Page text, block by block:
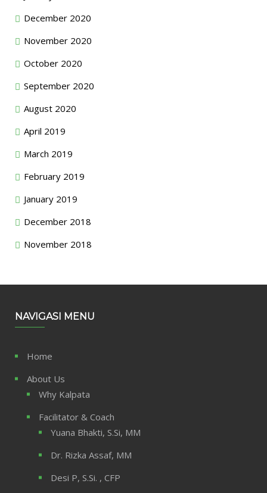
December 2020
November 2020
October 2020
September 2020
August 2020
April 2019
March 2019
February 2019
January 2019
December 2018
November 2018
NAVIGASI MENU
Home
About Us
Why Kalpata
Facilitator & Coach
Yuana Bhakti, S.Si, MM
Dr. Rizka Assaf, MM
Desi P, S.Si. , CFP